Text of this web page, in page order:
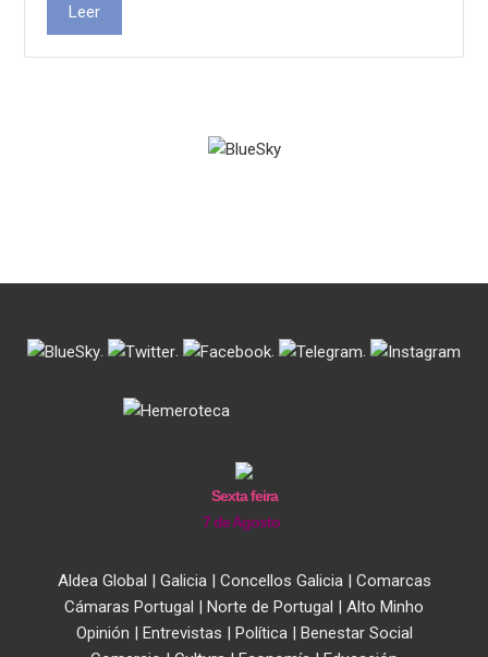
Leer
. . . .
Sexta feira
7 de Agosto
Aldea Global | Galicia| Concellos Galicia| Comarcas
Cámaras Portugal | Norte de Portugal | Alto Minho
Opinión | Entrevistas | Política| Benestar Social